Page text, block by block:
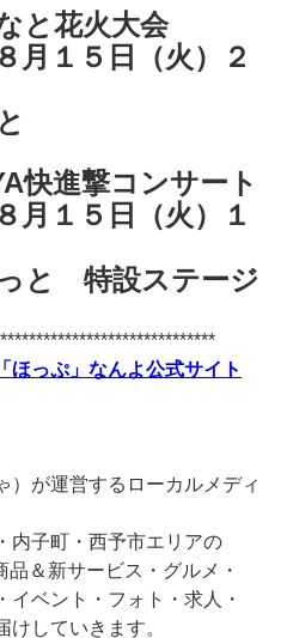
と花火大会
月１５日（火）２
快進撃コンサート
月１５日（火）１
と 特設ステージ
ほっぷ」なんよ公式サイト
）が運営するローカルメディ
内子町・西予市エリアの
＆新サービス・グルメ・
イベント・フォト・求人・
していきます。